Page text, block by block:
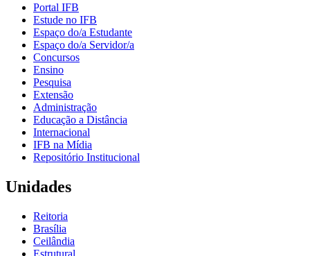
Portal IFB
Estude no IFB
Espaço do/a Estudante
Espaço do/a Servidor/a
Concursos
Ensino
Pesquisa
Extensão
Administração
Educação a Distância
Internacional
IFB na Mídia
Repositório Institucional
Unidades
Reitoria
Brasília
Ceilândia
Estrutural